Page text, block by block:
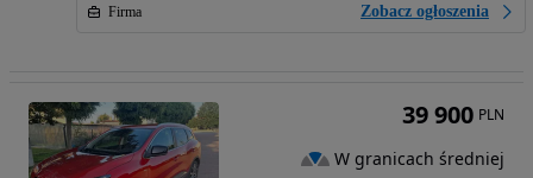
Firma Zobacz ogłoszenia
39 900 PLN
W granicach średniej